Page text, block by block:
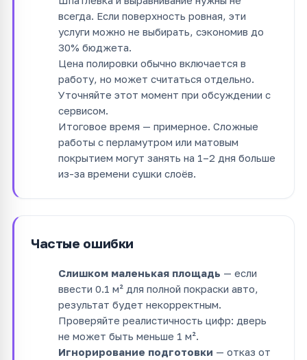
всегда. Если поверхность ровная, эти
услуги можно не выбирать, сэкономив до
30% бюджета.
Цена полировки обычно включается в
работу, но может считаться отдельно.
Уточняйте этот момент при обсуждении с
сервисом.
Итоговое время — примерное. Сложные
работы с перламутром или матовым
покрытием могут занять на 1–2 дня больше
из-за времени сушки слоёв.
Частые ошибки
Слишком маленькая площадь — если
ввести 0.1 м² для полной покраски авто,
результат будет некорректным.
Проверяйте реалистичность цифр: дверь
не может быть меньше 1 м².
Игнорирование подготовки — отказ от